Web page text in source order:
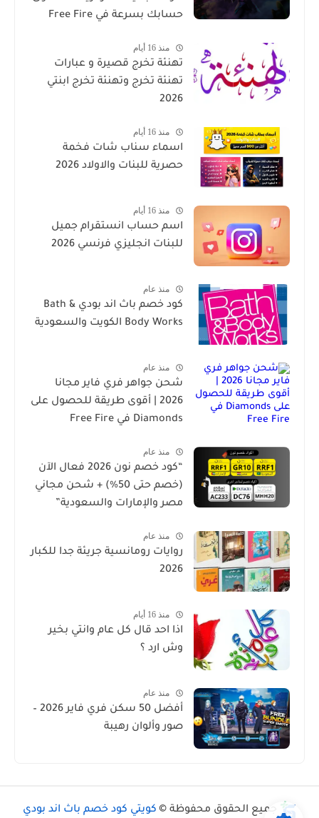
حسابك بسرعة في Free Fire
منذ 16 أيام
تهنئة تخرج قصيرة و عبارات
تهنئة تخرج وتهنئة تخرج ابنتي
2026
منذ 16 أيام
اسماء سناب شات فخمة
حصرية للبنات والاولاد 2026
منذ 16 أيام
اسم حساب انستقرام جميل
للبنات انجليزي فرنسي 2026
منذ عام
كود خصم باث اند بودي Bath &
Body Works الكويت والسعودية
منذ عام
شحن جواهر فري فاير مجانا
2026 | أقوى طريقة للحصول على
Diamonds في Free Fire
منذ عام
“كود خصم نون 2026 فعال الآن
(خصم حتى 50%) + شحن مجاني
مصر والإمارات والسعودية”
منذ عام
روايات رومانسية جريئة جدا للكبار
2026
منذ 16 أيام
اذا احد قال كل عام وانتي بخير
وش ارد ؟
منذ عام
أفضل 50 سكن فري فاير 2026 –
صور وألوان رهيبة
جميع الحقوق محفوظة © كويتي كود خصم باث اند بودي